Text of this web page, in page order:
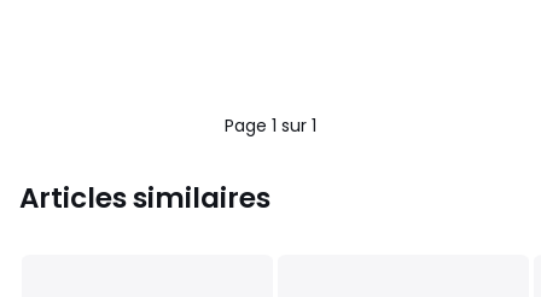
Page 1 sur 1
Articles similaires